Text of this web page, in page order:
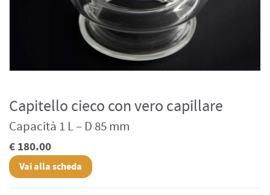
Capitello cieco con vero capillare
Capacità 1 L – D 85 mm
€ 180.00
Vai alla scheda